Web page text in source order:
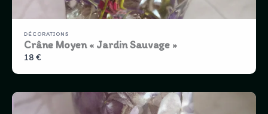
DÉCORATIONS
Crâne Moyen « Jardin Sauvage »
18 €